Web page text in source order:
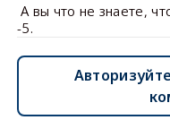
А вы что не знаете,
-5.